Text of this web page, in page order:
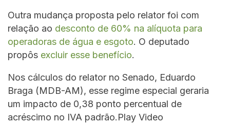
Outra mudança proposta pelo relator foi com
relação ao desconto de 60% na alíquota para
operadoras de água e esgoto. O deputado
propôs excluir esse benefício.
Nos cálculos do relator no Senado, Eduardo
Braga (MDB-AM), esse regime especial geraria
um impacto de 0,38 ponto percentual de
acréscimo no IVA padrão.Play Video